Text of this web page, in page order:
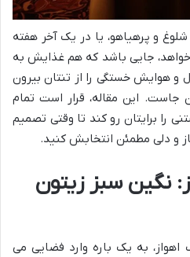
و پرهیاهو، یا در یک آخر هفته
جایی باشد که هم غذایش به
و هوایش خستگی را از تنتان بیرون
جاست. این مقاله، قرار است تمام
را برایتان رو کند تا وقتی تصمیم
و دلی مطمئن انتخابش کنید.
نگین سبز زیتون
به یک باره وارد فضایی می